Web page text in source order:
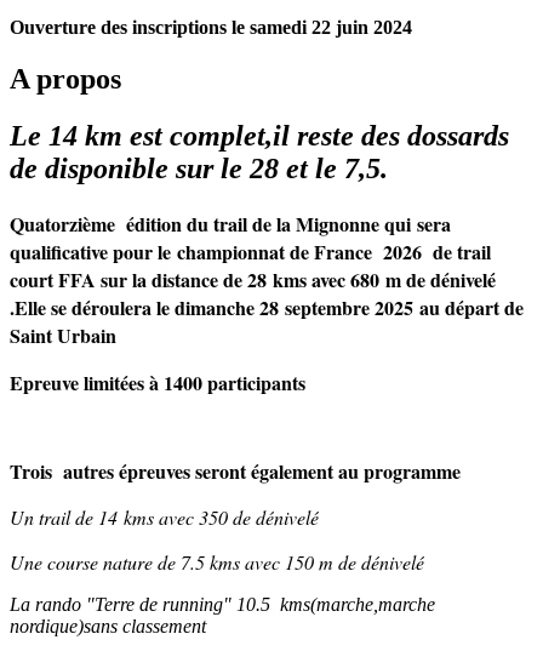
Ouverture des inscriptions le samedi 22 juin 2024
A propos
Le 14 km est complet,il reste des dossards
de disponible sur le 28 et le 7,5.
Quatorzième édition du trail de la Mignonne qui sera
qualificative pour le championnat de France 2026 de trail
court FFA sur la distance de 28 kms avec 680 m de dénivelé
.Elle se déroulera le dimanche 28 septembre 2025 au départ de
Saint Urbain
Epreuve limitées à 1400 participants
Trois autres épreuves seront également au programme
Un trail de 14 kms avec 350 de dénivelé
Une course nature de 7.5 kms avec 150 m de dénivelé
La rando "Terre de running" 10.5 kms(marche,marche
nordique)sans classement